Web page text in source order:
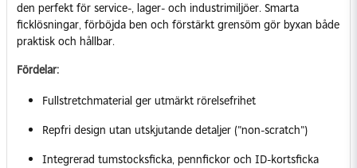
den perfekt för service-, lager- och industrimiljöer. Smarta
ficklösningar, förböjda ben och förstärkt grensöm gör byxan både
praktisk och hållbar.
Fördelar:
Fullstretchmaterial ger utmärkt rörelsefrihet
Repfri design utan utskjutande detaljer ("non-scratch")
Integrerad tumstocksficka, pennfickor och ID-kortsficka